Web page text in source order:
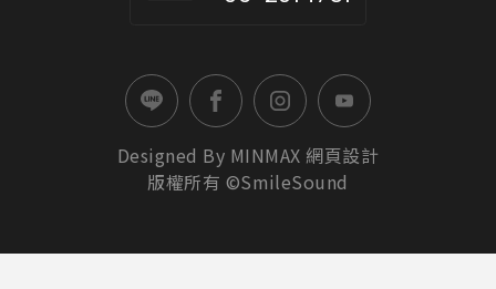
Designed By MINMAX 網頁設計
版權所有 ©SmileSound